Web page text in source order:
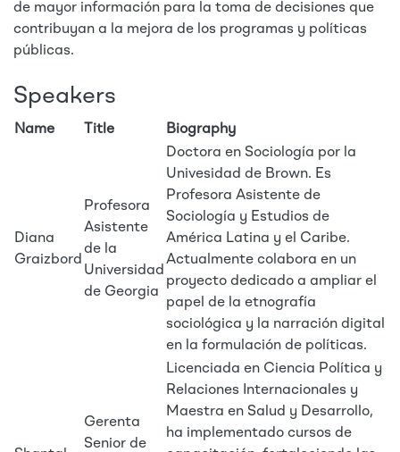
de mayor información para la toma de decisiones que
contribuyan a la mejora de los programas y políticas
públicas.
Speakers
Name Title Biography
Diana
Graizbord
Profesora
Asistente
de la
Universidad
de Georgia
Doctora en Sociología por la
Univesidad de Brown. Es
Profesora Asistente de
Sociología y Estudios de
América Latina y el Caribe.
Actualmente colabora en un
proyecto dedicado a ampliar el
papel de la etnografía
sociológica y la narración digital
en la formulación de políticas.
Gerenta
Senior de
Licenciada en Ciencia Política y
Relaciones Internacionales y
Maestra en Salud y Desarrollo,
ha implementado cursos de